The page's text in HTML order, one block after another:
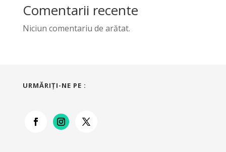
Comentarii recente
Niciun comentariu de arătat.
URMĂRIŢI-NE PE :